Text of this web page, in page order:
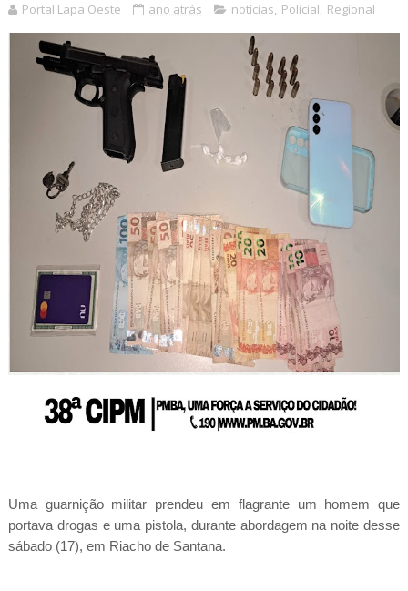
Portal Lapa Oeste ano atrás notícias, Policial, Regional
Uma guarnição militar prendeu em flagrante um homem que
portava drogas e uma pistola, durante abordagem na noite desse
sábado (17), em Riacho de Santana.